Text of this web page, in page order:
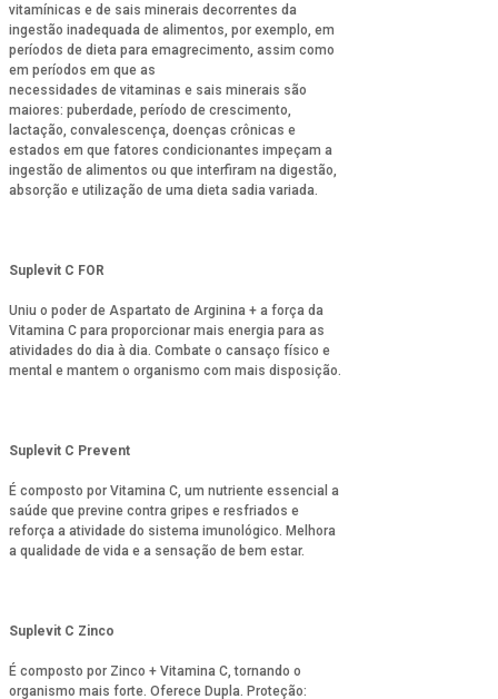
vitamínicas e de sais minerais decorrentes da
ingestão inadequada de alimentos, por exemplo, em
períodos de dieta para emagrecimento, assim como
em períodos em que as
necessidades de vitaminas e sais minerais são
maiores: puberdade, período de crescimento,
lactação, convalescença, doenças crônicas e
estados em que fatores condicionantes impeçam a
ingestão de alimentos ou que interfiram na digestão,
absorção e utilização de uma dieta sadia variada.
Suplevit C FOR
Uniu o poder de Aspartato de Arginina + a força da
Vitamina C para proporcionar mais energia para as
atividades do dia à dia. Combate o cansaço físico e
mental e mantem o organismo com mais disposição.
Suplevit C Prevent
É composto por Vitamina C, um nutriente essencial a
saúde que previne contra gripes e resfriados e
reforça a atividade do sistema imunológico. Melhora
a qualidade de vida e a sensação de bem estar.
Suplevit C Zinco
É composto por Zinco + Vitamina C, tornando o
organismo mais forte. Oferece Dupla. Proteção: